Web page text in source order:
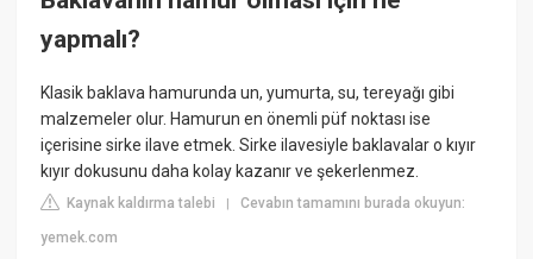
yapmalı?
Klasik baklava hamurunda un, yumurta, su, tereyağı gibi
malzemeler olur. Hamurun en önemli püf noktası ise
içerisine sirke ilave etmek. Sirke ilavesiyle baklavalar o kıyır
kıyır dokusunu daha kolay kazanır ve şekerlenmez.
Kaynak kaldırma talebi |Cevabın tamamını burada okuyun:
yemek.com